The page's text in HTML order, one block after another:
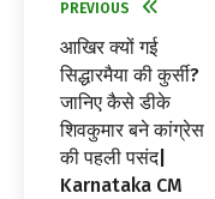
PREVIOUS
आखिर क्यों गई
सिद्धारमैया की कुर्सी?
जानिए कैसे डीके
शिवकुमार बने कांग्रेस
की पहली पसंद|
Karnataka CM